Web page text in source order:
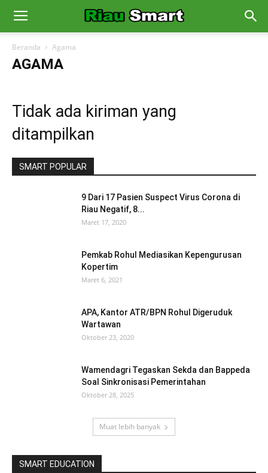
Beranda Agama
AGAMA
Tidak ada kiriman yang
ditampilkan
SMART POPULAR
9 Dari 17 Pasien Suspect Virus Corona di
Riau Negatif, 8...
Maret 17, 2020
Pemkab Rohul Mediasikan Kepengurusan
Kopertim
Maret 6, 2021
APA, Kantor ATR/BPN Rohul Digeruduk
Wartawan
Oktober 23, 2020
Wamendagri Tegaskan Sekda dan Bappeda
Soal Sinkronisasi Pemerintahan
Oktober 28, 2025
Muat lebih banyak
SMART EDUCATION